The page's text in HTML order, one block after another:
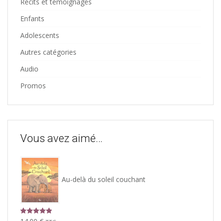
Récits et témoignages
Enfants
Adolescents
Autres catégories
Audio
Promos
Vous avez aimé…
Au-delà du soleil couchant
Note 5.00